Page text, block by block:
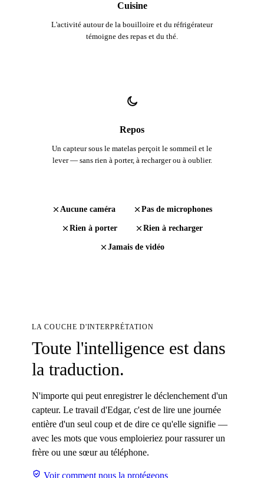
Cuisine
L'activité autour de la bouilloire et du réfrigérateur
témoigne des repas et du thé.
Repos
Un capteur sous le matelas perçoit le sommeil et le
lever — sans rien à porter, à recharger ou à oublier.
Aucune caméra Pas de microphones
Rien à porter Rien à recharger
Jamais de vidéo
LA COUCHE D'INTERPRÉTATION
Toute l'intelligence est dans
la traduction.
N'importe qui peut enregistrer le déclenchement d'un
capteur. Le travail d'Edgar, c'est de lire une journée
entière d'un seul coup et de dire ce qu'elle signifie —
avec les mots que vous emploieriez pour rassurer un
frère ou une sœur au téléphone.
Voir comment nous la protégeons